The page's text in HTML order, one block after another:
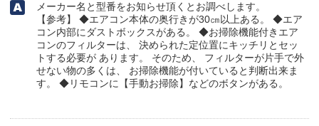
メーカー名と型番をお知らせ頂くとお調べします。
【参考】 ◆エアコン本体の奥行きが30㎝以上ある。 ◆エア
コン内部にダストボックスがある。 ◆お掃除機能付きエア
コンのフィルターは、 決められた定位置にキッチリとセッ
トする必要が あります。 そのため、 フィルターが片手で外
せない物の多くは、 お掃除機能が付いていると判断出来ま
す。 ◆リモコンに【手動お掃除】などのボタンがある。